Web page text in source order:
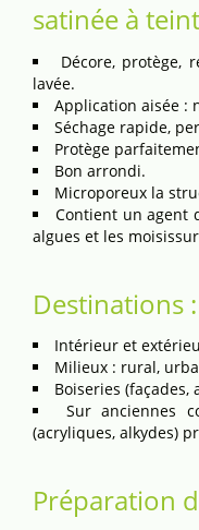
satinée à
Décore, protège,
lavée.
Application aisée :
Séchage rapide,
Protège
Bon arrondi.
Microporeux la
Contient un agent
algues et les
Destinations :
Intérieur et
Milieux : rural,
Boiseries (façades,
Sur anciennes
(acryliques, alkydes)
Préparation